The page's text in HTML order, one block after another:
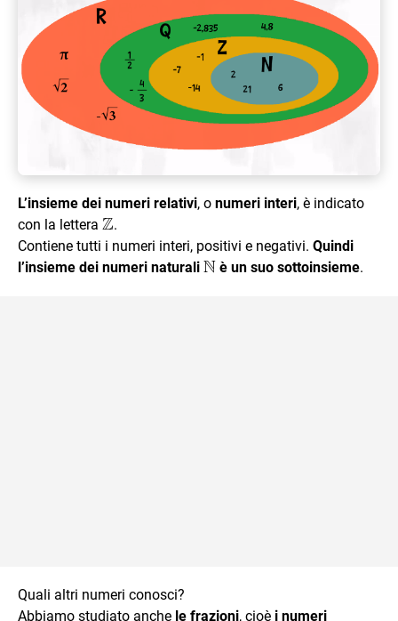
L’insieme dei numeri relativi, o numeri interi, è indicato
con la lettera \mathbb{Z}
Z.
Contiene tutti i numeri interi, positivi e negativi. Quindi
l’insieme dei numeri naturali \mathbb{N}
N è un suo sottoinsieme.
Quali altri numeri conosci?
Abbiamo studiato anche le frazioni, cioè i numeri